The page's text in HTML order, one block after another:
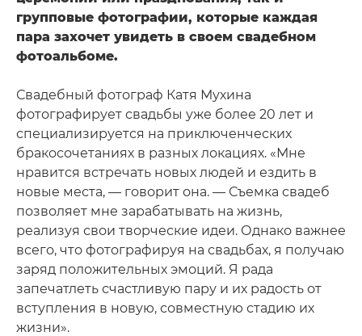
групповые фотографии, которые каждая
пара захочет увидеть в своем свадебном
фотоальбоме.
Свадебный фотограф Катя Мухина
фотографирует свадьбы уже более 20 лет и
специализируется на приключенческих
бракосочетаниях в разных локациях. «Мне
нравится встречать новых людей и ездить в
новые места, — говорит она. — Съемка свадеб
позволяет мне зарабатывать на жизнь,
реализуя свои творческие идеи. Однако важнее
всего, что фотографируя на свадьбах, я получаю
заряд положительных эмоций. Я рада
запечатлеть счастливую пару и их радость от
вступления в новую, совместную стадию их
жизни».